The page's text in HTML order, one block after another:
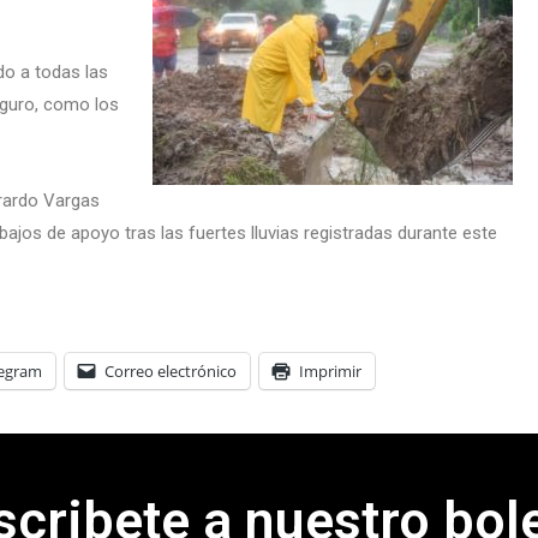
a todas las
como los
Vargas
de apoyo tras las fuertes lluvias registradas durante este
Correo electrónico Imprimir
a nuestro